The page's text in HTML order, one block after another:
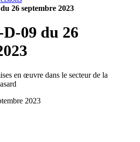
26 septembre 2023
D-09 du 26
en œuvre dans le secteur de la
2023